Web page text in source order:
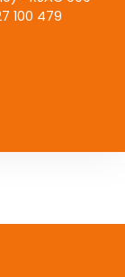
100 479